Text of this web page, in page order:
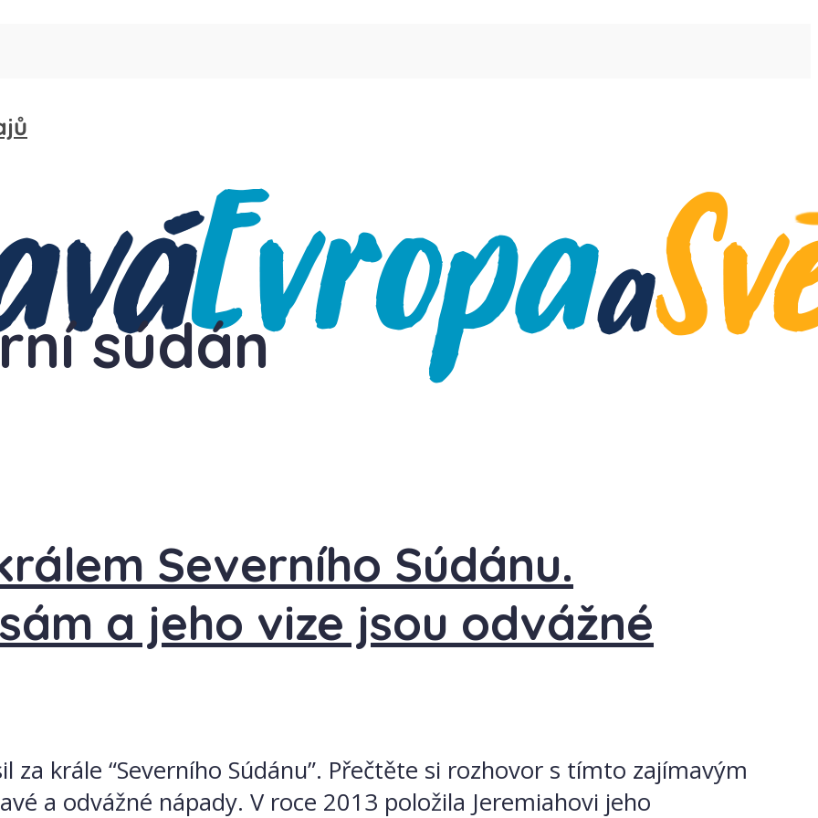
súdán
Severního Súdánu.
a jeho vize jsou odvážné
za krále “Severního Súdánu”. Přečtěte si rozhovor s tímto zajímavým
a odvážné nápady. V roce 2013 položila Jeremiahovi jeho